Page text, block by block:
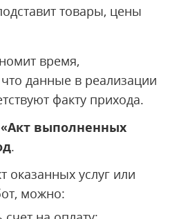
товары, цены
время,
данные в реализации
факту прихода.
выполненных
.
оказанных услуг или
можно: